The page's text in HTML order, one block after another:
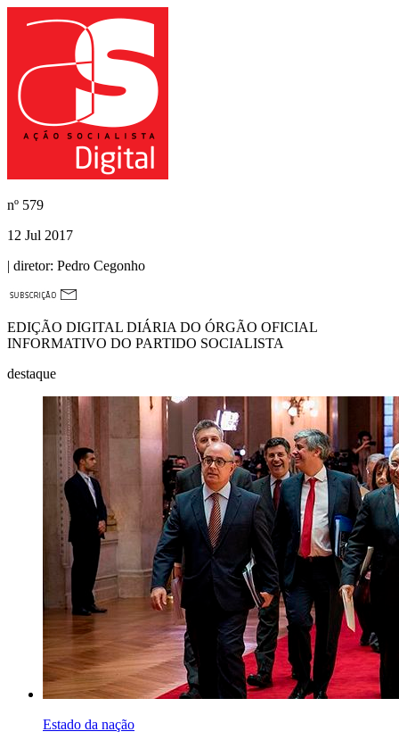
nº 579
12 Jul 2017
| diretor: Pedro Cegonho
EDIÇÃO DIGITAL DIÁRIA DO ÓRGÃO OFICIAL
INFORMATIVO DO PARTIDO SOCIALISTA
destaque
Estado da nação